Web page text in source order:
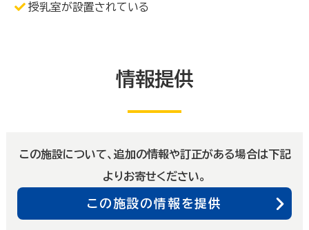
授乳室が設置されている
情報提供
この施設について、追加の情報や訂正がある場合は下記
よりお寄せください。
この施設の情報を提供